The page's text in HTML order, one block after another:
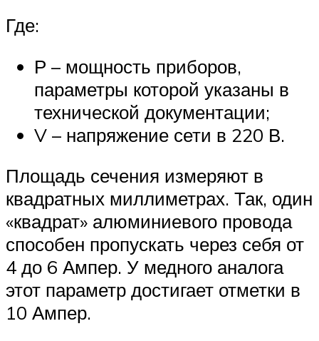
Где:
Р – мощность приборов,
параметры которой указаны в
технической документации;
V – напряжение сети в 220 В.
Площадь сечения измеряют в
квадратных миллиметрах. Так, один
«квадрат» алюминиевого провода
способен пропускать через себя от
4 до 6 Ампер. У медного аналога
этот параметр достигает отметки в
10 Ампер.